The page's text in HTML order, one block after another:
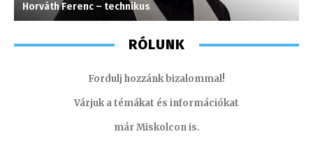
Horváth Ferenc – technikus
RÓLUNK
Fordulj hozzánk bizalommal!
Várjuk a témákat és információkat
már Miskolcon is.